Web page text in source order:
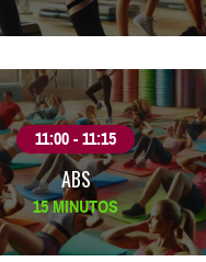
11:00 - 11:15
ABS
15 MINUTOS